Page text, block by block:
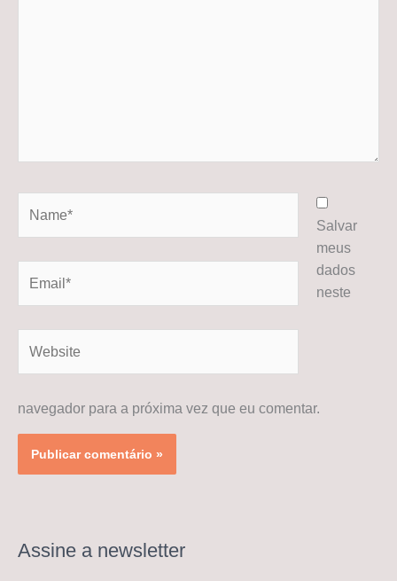
Salvar
meus
dados
neste
navegador para a próxima vez que eu comentar.
Assine a newsletter